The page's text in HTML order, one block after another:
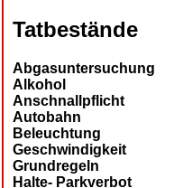
Tatbestände
Abgasuntersuchung
Alkohol
Anschnallpflicht
Autobahn
Beleuchtung
Geschwindigkeit
Grundregeln
Halte- Parkverbot